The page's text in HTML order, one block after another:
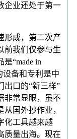
企业还处于第一
成，第二次产
前我们仅参与生
“made in
设备和专利是中
出口的“新三样”
非常显眼，虽不
国外抄作业，
化工具越来越
质量出海。现在